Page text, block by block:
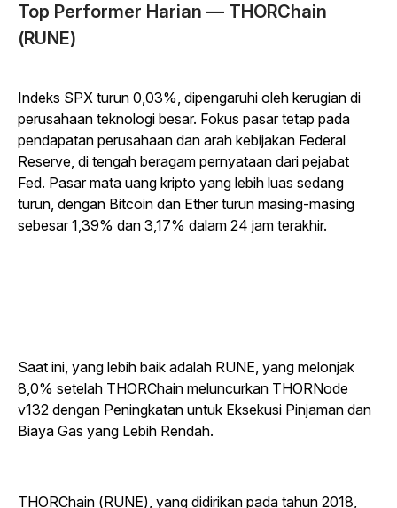
Top Performer Harian — THORChain
(RUNE)
Indeks SPX turun 0,03%, dipengaruhi oleh kerugian di
perusahaan teknologi besar. Fokus pasar tetap pada
pendapatan perusahaan dan arah kebijakan Federal
Reserve, di tengah beragam pernyataan dari pejabat
Fed. Pasar mata uang kripto yang lebih luas sedang
turun, dengan Bitcoin dan Ether turun masing-masing
sebesar 1,39% dan 3,17% dalam 24 jam terakhir.
Saat ini, yang lebih baik adalah RUNE, yang melonjak
8,0% setelah THORChain meluncurkan THORNode
v132 dengan Peningkatan untuk Eksekusi Pinjaman dan
Biaya Gas yang Lebih Rendah.
THORChain (RUNE), yang didirikan pada tahun 2018,